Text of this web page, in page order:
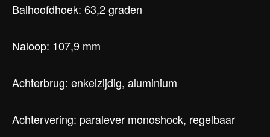
Balhoofdhoek: 63,2 graden
Naloop: 107,9 mm
Achterbrug: enkelzijdig, aluminium
Achtervering: paralever monoshock, regelbaar